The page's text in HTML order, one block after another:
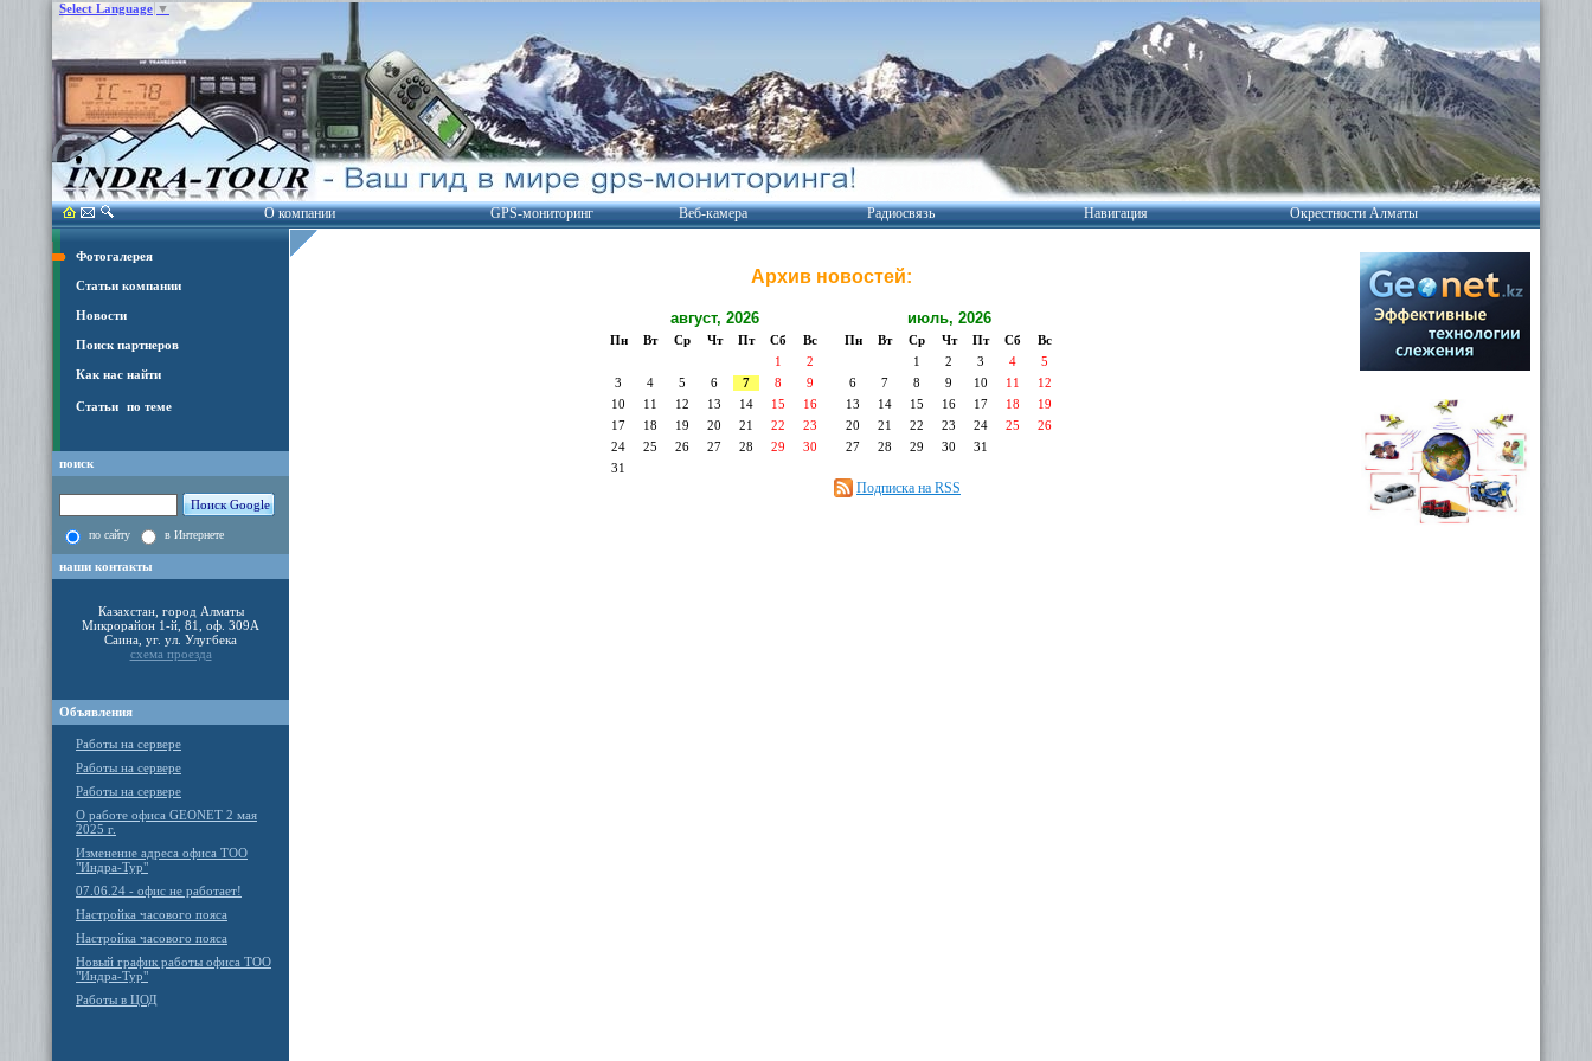
Архив новостей:
август, 2026
Пн Вт Ср Чт Пт Сб
Вс
1
2
3
4 5 6 7 8
9
10
11 12 13 14 15
16
17
18 19 20 21 22
23
24
25 26 27 28 29
30
31
июль, 2026
Пн Вт Ср Чт Пт Сб
Вс
1
2 3 4
5
6
7 8 9 10 11
12
13
14 15 16 17 18
19
20
21 22 23 24 25
26
27
28 29 30 31
Подписка на RSS
О компании GPS-мониторинг Веб-камера Радиосвязь Навигация Окрестности Алматы
Select Language ▼
Фотогалерея
Статьи компании
Новости
Поиск партнеров
Как нас найти
Статьи по теме
поиск
по сайту в Интернете
наши контакты
Казахстан, город Алматы
Микрорайон 1-й, 81, оф. 309А
Саина, уг. ул. Улугбека
схема проезда
Объявления
Работы на сервере
Работы на сервере
Работы на сервере
О работе офиса GEONET 2 мая
2025 г.
Изменение адреса офиса ТОО
"Индра-Тур"
07.06.24 - офис не работает!
Настройка часового пояса
Настройка часового пояса
Новый график работы офиса ТОО
"Индра-Тур"
Работы в ЦОД